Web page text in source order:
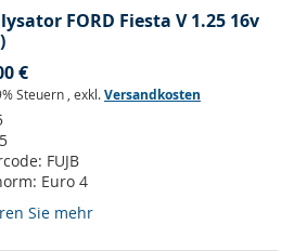
FORD Fiesta V 1.25 16v
€
Steuern , exkl.Versandkosten
FUJB
Euro 4
Sie mehr